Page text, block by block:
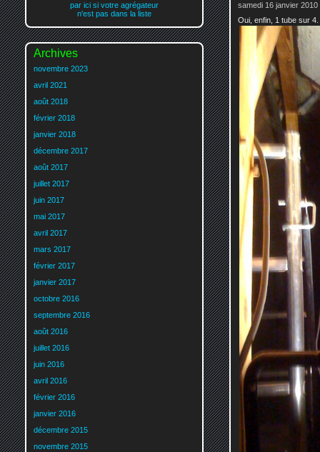
samedi 16 janvier 2010
Oui, enfin, 1 tube sur
par ici si votre agrégateur
n'est pas dans la liste
Archives
novembre 2023
avril 2021
août 2018
février 2018
janvier 2018
décembre 2017
août 2017
juillet 2017
juin 2017
mai 2017
avril 2017
mars 2017
février 2017
janvier 2017
octobre 2016
septembre 2016
août 2016
juillet 2016
juin 2016
avril 2016
février 2016
janvier 2016
décembre 2015
novembre 2015